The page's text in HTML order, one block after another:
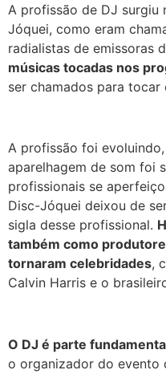
A profissão de DJ surgiu
Jóquei, como eram
radialistas de emissoras
músicas tocadas nos
ser chamados para tocar
A profissão foi
aparelhagem de som foi
profissionais se
Disc-Jóquei deixou de
sigla desse profissional.
também como
tornaram celebridades,
Calvin Harris e o
O DJ é parte
o organizador do evento